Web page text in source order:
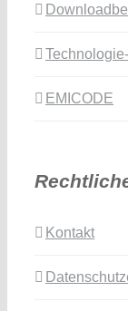
EMICODE
Kontakt